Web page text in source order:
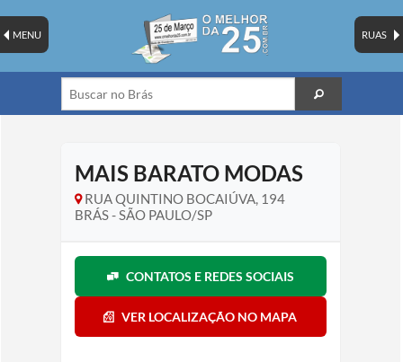
RUAS
MENU
MAIS BARATO MODAS
RUA QUINTINO BOCAIÚVA, 194
BRÁS - SÃO PAULO/SP
CONTATOS E REDES SOCIAIS
VER LOCALIZAÇÃO NO MAPA